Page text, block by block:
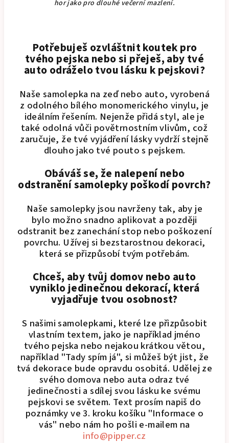
hor jako pro dlouhé večerní mazlení.
Potřebuješ ozvláštnit koutek pro
tvého pejska nebo si přeješ, aby tvé
auto odráželo tvou lásku k pejskovi?
Naše samolepka na zeď nebo auto, vyrobená
z odolného bílého monomerického vinylu, je
ideálním řešením. Nejenže přidá styl, ale je
také odolná vůči povětrnostním vlivům, což
zaručuje, že tvé vyjádření lásky vydrží stejně
dlouho jako tvé pouto s pejskem.
Obáváš se, že nalepení nebo
odstranění samolepky poškodí povrch?
Naše samolepky jsou navrženy tak, aby je
bylo možno snadno aplikovat a později
odstranit bez zanechání stop nebo poškození
povrchu. Užívej si bezstarostnou dekoraci,
která se přizpůsobí tvým potřebám.
Chceš, aby tvůj domov nebo auto
vyniklo jedinečnou dekorací, která
vyjadřuje tvou osobnost?
S našimi samolepkami, které lze přizpůsobit
vlastním textem, jako je například jméno
tvého pejska nebo nejakou krátkou větou,
například "Tady spím já", si můžeš být jist, že
tvá dekorace bude opravdu osobitá. Udělej ze
svého domova nebo auta odraz tvé
jedinečnosti a sdílej svou lásku ke svému
pejskovi se světem. Text prosím napiš do
poznámky ve 3. kroku košíku "Informace o
vás" nebo nám ho pošli e-mailem na
info@pipper.cz